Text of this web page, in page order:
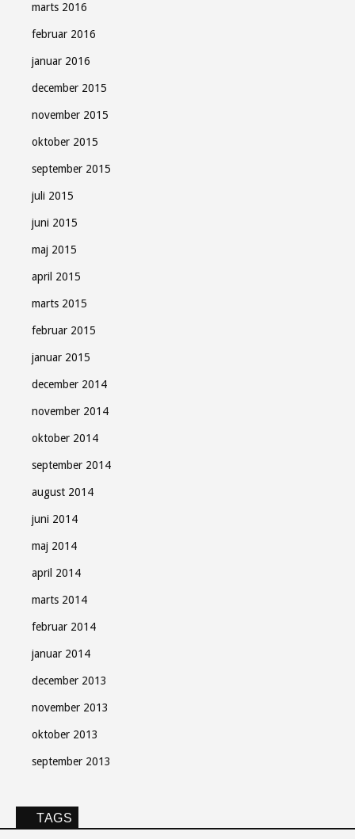
marts 2016
februar 2016
januar 2016
december 2015
november 2015
oktober 2015
september 2015
juli 2015
juni 2015
maj 2015
april 2015
marts 2015
februar 2015
januar 2015
december 2014
november 2014
oktober 2014
september 2014
august 2014
juni 2014
maj 2014
april 2014
marts 2014
februar 2014
januar 2014
december 2013
november 2013
oktober 2013
september 2013
TAGS